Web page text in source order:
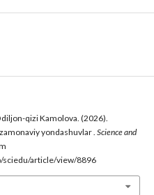
qizi Kamolova. (2026).
yondashuvlar . Science and
sciedu/article/view/8896